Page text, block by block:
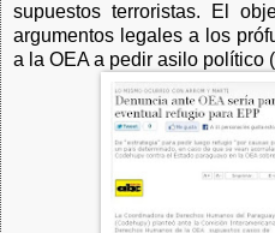
supuestos terroristas. El
argumentos legales a los
a la OEA a pedir asilo político (